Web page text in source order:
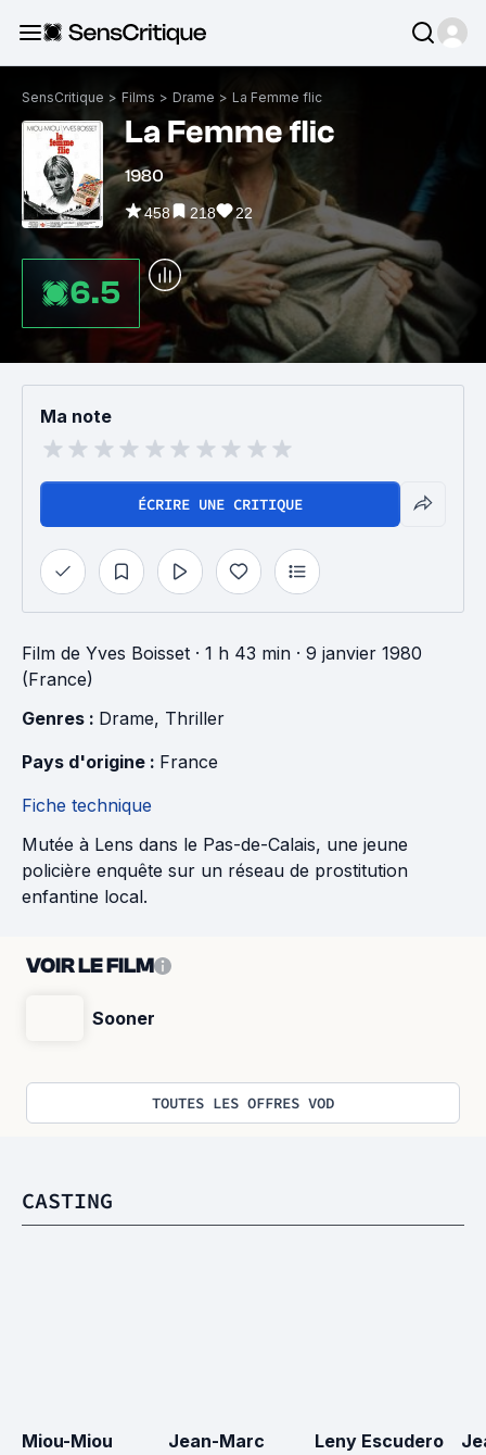
SensCritique > Films > Drame > La Femme flic
La Femme flic
1980
458 218 22
6.5
Ma note
ÉCRIRE UNE CRITIQUE
Film de Yves Boisset · 1 h 43 min · 9 janvier 1980
(France)
Genres : Drame, Thriller
Pays d'origine : France
Fiche technique
Mutée à Lens dans le Pas-de-Calais, une jeune
policière enquête sur un réseau de prostitution
enfantine local.
VOIR LE FILM
Sooner
TOUTES LES OFFRES VOD
CASTING
Miou-Miou
Jean-Marc
Leny Escudero